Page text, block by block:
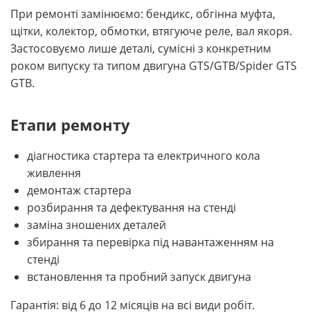
При ремонті замінюємо: бендикс, обгінна муфта,
щітки, колектор, обмотки, втягуюче реле, вал якоря.
Застосовуємо лише деталі, сумісні з конкретним
роком випуску та типом двигуна GTS/GTB/Spider GTS
GTB.
Етапи ремонту
діагностика стартера та електричного кола
живлення
демонтаж стартера
розбирання та дефектування на стенді
заміна зношених деталей
збирання та перевірка під навантаженням на
стенді
встановлення та пробний запуск двигуна
Гарантія: від 6 до 12 місяців на всі види робіт.